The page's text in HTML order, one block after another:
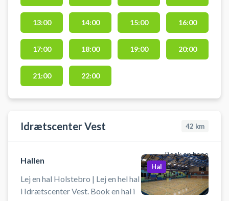
hallen kan bruges til blandt andet
håndbold, basketball, volleyball
og badminton. Der er net, mål og
kurve til rådighed. Der er mulighed
for omklædning og bad.
13:00 14:00 15:00 16:00
17:00 18:00 19:00 20:00
21:00 22:00
Idrætscenter Vest 42 km
Book en bane
Hallen
Lej en hal Holstebro | Lej en hel hal
i Idrætscenter Vest. Book en hal i
Hal